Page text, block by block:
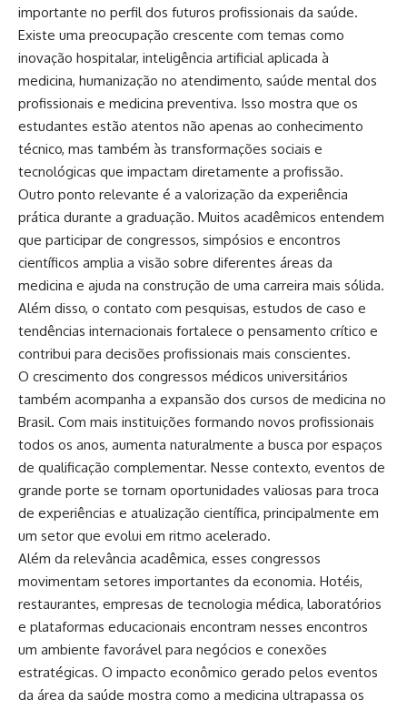
importante no perfil dos futuros profissionais da saúde.
Existe uma preocupação crescente com temas como
inovação hospitalar, inteligência artificial aplicada à
medicina, humanização no atendimento, saúde mental dos
profissionais e medicina preventiva. Isso mostra que os
estudantes estão atentos não apenas ao conhecimento
técnico, mas também às transformações sociais e
tecnológicas que impactam diretamente a profissão.
Outro ponto relevante é a valorização da experiência
prática durante a graduação. Muitos acadêmicos entendem
que participar de congressos, simpósios e encontros
científicos amplia a visão sobre diferentes áreas da
medicina e ajuda na construção de uma carreira mais sólida.
Além disso, o contato com pesquisas, estudos de caso e
tendências internacionais fortalece o pensamento crítico e
contribui para decisões profissionais mais conscientes.
O crescimento dos congressos médicos universitários
também acompanha a expansão dos cursos de medicina no
Brasil. Com mais instituições formando novos profissionais
todos os anos, aumenta naturalmente a busca por espaços
de qualificação complementar. Nesse contexto, eventos de
grande porte se tornam oportunidades valiosas para troca
de experiências e atualização científica, principalmente em
um setor que evolui em ritmo acelerado.
Além da relevância acadêmica, esses congressos
movimentam setores importantes da economia. Hotéis,
restaurantes, empresas de tecnologia médica, laboratórios
e plataformas educacionais encontram nesses encontros
um ambiente favorável para negócios e conexões
estratégicas. O impacto econômico gerado pelos eventos
da área da saúde mostra como a medicina ultrapassa os